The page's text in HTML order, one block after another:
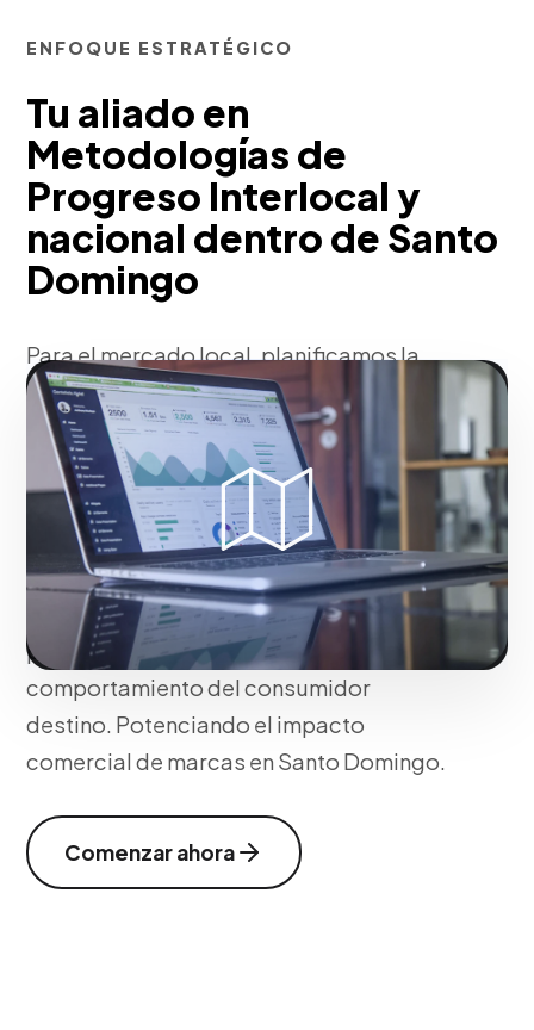
ENFOQUE ESTRATÉGICO
Tu aliado en
Metodologías de
Progreso Interlocal y
nacional dentro de Santo
Domingo
Para el mercado local, planificamos la
inserción en mercados extranjeros
mediante estudios de tropicalización,
auditoría de barreras culturales y
adaptación técnica (SEO multilingüe,
logística en internet, pasarelas de pago
globales). Creamos el plan de
penetración alineando las regulaciones
publicitarias locales y el
comportamiento del consumidor
destino. Potenciando el impacto
comercial de marcas en Santo Domingo.
Comenzar ahora